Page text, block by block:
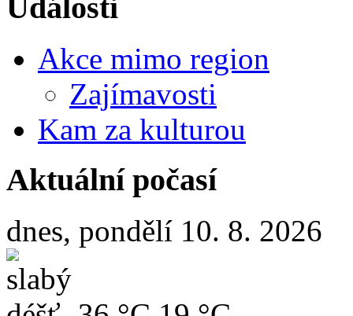
Události
Akce mimo region
Zajímavosti
Kam za kulturou
Aktuální počasí
dnes, pondělí 10. 8. 2026